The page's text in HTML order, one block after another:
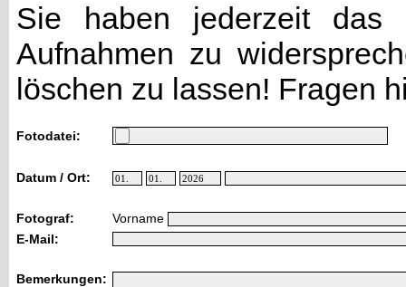
Sie haben jederzeit das
Aufnahmen zu
löschen zu lassen! Fragen
Fotodatei:
Datum / Ort:
Fotograf:
Vorname
E-Mail:
Bemerkungen: